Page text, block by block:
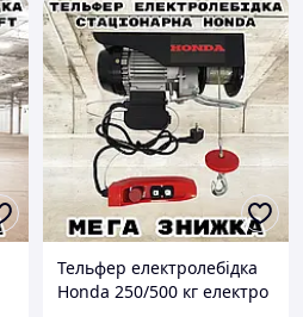
Тельфер електролебідка
Honda 250/500 кг електро